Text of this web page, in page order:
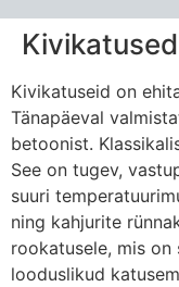
Kivikatused
Kivikatuseid on
Tänapäeval
betoonist.
See on tugev,
suuri
ning kahjurite
rookatusele, mis
looduslikud